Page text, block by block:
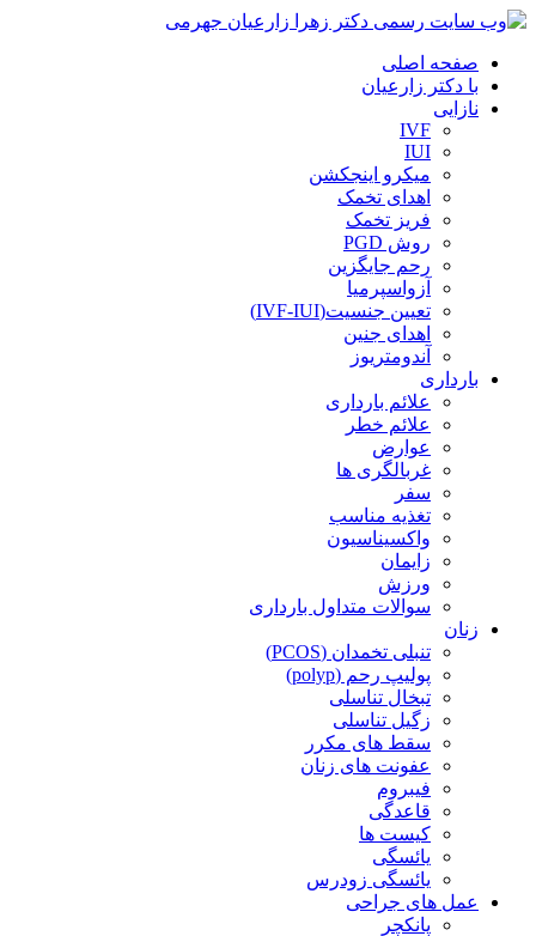
صفحه اصلی
با دکتر زارعیان
نازایی
IVF
IUI
میکرو اینجکشن
اهدای تخمک
فریز تخمک
روش PGD
رحم جایگزین
آزواسپرمیا
تعیین جنسیت(IVF-IUI)
اهدای جنین
آندومتریوز
بارداری
علائم بارداری
علائم خطر
عوارض
غربالگری ها
سفر
تغذیه مناسب
واکسیناسیون
زایمان
ورزش
سوالات متداول بارداری
زنان
تنبلی تخمدان (PCOS)
پولیپ رحم (polyp)
تبخال تناسلی
زگیل تناسلی
سقط های مکرر
عفونت های زنان
فیبروم
قاعدگی
کیست ها
یائسگی
یائسگی زودرس
عمل های جراحی
پانکچر